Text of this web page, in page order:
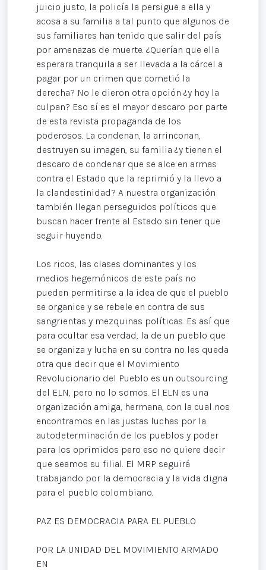
juicio justo, la policía la persigue a ella y
acosa a su familia a tal punto que algunos de
sus familiares han tenido que salir del país
por amenazas de muerte. ¿Querían que ella
esperara tranquila a ser llevada a la cárcel a
pagar por un crimen que cometió la
derecha? No le dieron otra opción ¿y hoy la
culpan? Eso sí es el mayor descaro por parte
de esta revista propaganda de los
poderosos. La condenan, la arrinconan,
destruyen su imagen, su familia ¿y tienen el
descaro de condenar que se alce en armas
contra el Estado que la reprimió y la llevo a
la clandestinidad? A nuestra organización
también llegan perseguidos políticos que
buscan hacer frente al Estado sin tener que
seguir huyendo.
Los ricos, las clases dominantes y los
medios hegemónicos de este país no
pueden permitirse a la idea de que el pueblo
se organice y se rebele en contra de sus
sangrientas y mezquinas políticas. Es así que
para ocultar esa verdad, la de un pueblo que
se organiza y lucha en su contra no les queda
otra que decir que el Movimiento
Revolucionario del Pueblo es un outsourcing
del ELN, pero no lo somos. El ELN es una
organización amiga, hermana, con la cual nos
encontramos en las justas luchas por la
autodeterminación de los pueblos y poder
para los oprimidos pero eso no quiere decir
que seamos su filial. El MRP seguirá
trabajando por la democracia y la vida digna
para el pueblo colombiano.
PAZ ES DEMOCRACIA PARA EL PUEBLO
POR LA UNIDAD DEL MOVIMIENTO ARMADO
EN